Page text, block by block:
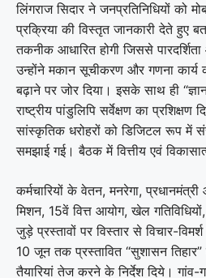
लिंगराज सिदार ने जनप्रतिनिधियों को
प्रक्रिया की विस्तृत जानकारी देते हुए
तकनीक आधारित होगी जिससे
उन्होंने मकान सूचीकरण और गणना
बढ़ाने पर जोर दिया। इसके साथ ही
राष्ट्रीय पांडुलिपि सर्वेक्षण का प्रशिक्षण
सांस्कृतिक धरोहरों को डिजिटल रूप में
समझाई गई। बैठक में वित्तीय एवं
कर्मचारियों के वेतन, मनरेगा,
मिशन, 15वें वित्त आयोग, खेल
जुड़े प्रस्तावों पर विस्तार से विचार-
10 जून तक प्रस्तावित “सुशासन
तैयारियां तेज करने के निर्देश दिये। गांव-